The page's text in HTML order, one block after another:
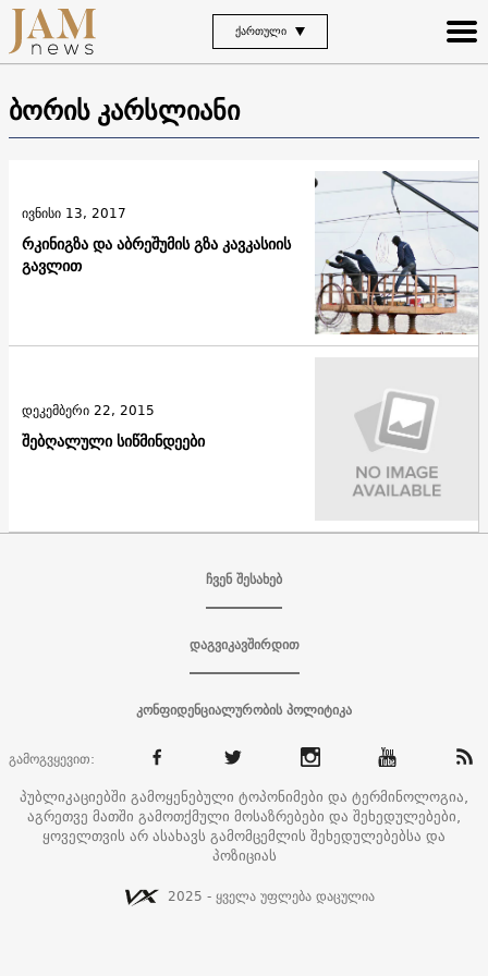
ᲥᲐᲠᲗᲣᲚᲘ
ბორის კარსლიანი
რკინიგზა და აბრეშუმის გზა კავკასიის
გავლით
ივნისი 13, 2017
შებღალული სიწმინდეები
დეკემბერი 22, 2015
ჩვენ შესახებ
დაგვიკავშირდით
კონფიდენციალურობის პოლიტიკა
გამოგვყევით:
პუბლიკაციებში გამოყენებული ტოპონიმები და ტერმინოლოგია,
აგრეთვე მათში გამოთქმული მოსაზრებები და შეხედულებები,
ყოველთვის არ ასახავს გამომცემლის შეხედულებებსა და
პოზიციას
2025 - ყველა უფლება დაცულია